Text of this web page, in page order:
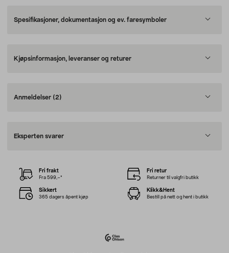
Spesifikasjoner, dokumentasjon og ev. faresymboler
Kjøpsinformasjon, leveranser og returer
Anmeldelser (2)
Eksperten svarer
Fri frakt
Fra 599,–*
Fri retur
Returner til valgfri butikk
Sikkert
365 dagers åpent kjøp
Klikk&Hent
Bestill på nett og hent i butikk